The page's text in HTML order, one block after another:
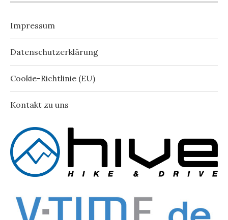
Impressum
Datenschutzerklärung
Cookie-Richtlinie (EU)
Kontakt zu uns